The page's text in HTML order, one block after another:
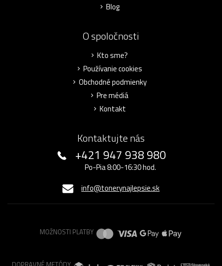
Blog
O spoločnosti
Kto sme?
Používanie cookies
Obchodné podmienky
Pre médiá
Kontakt
Kontaktujte nás
+421 947 938 980
Po-Pia 8:00-16:30 hod.
info@tonerynajlepsie.sk
MOŽNOSTI PLATBY